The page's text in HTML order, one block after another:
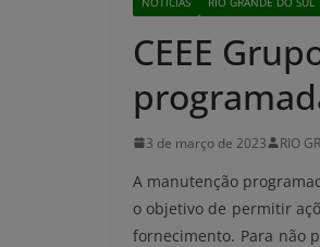
CEEE
3 de março de 2023 RIO
A manutenção
o objetivo de permitir
fornecimento. Para não